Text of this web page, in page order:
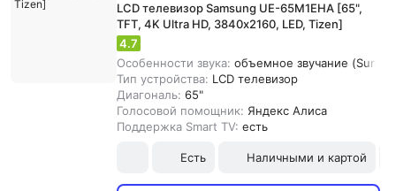
LCD телевизор Samsung UE-65M1EHA [65",
TFT, 4K Ultra HD, 3840х2160, LED, Tizen]
4.7
Особенности звука: объемное звучание
Тип устройства: LCD телевизор
Диагональ: 65"
Голосовой помощник: Яндекс Алиса
Поддержка Smart TV: есть
Есть Наличными и картой